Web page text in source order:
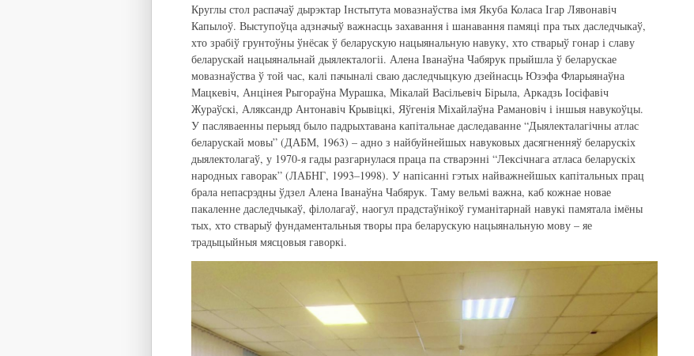
Круглы стол распачаў дырэктар Інстытута мовазнаўства імя Якуба Коласа Ігар Лявонавіч
Капылоў. Выступоўца адзначыў важнасць захавання і шанавання памяці пра тых даследчыкаў,
хто зрабіў грунтоўны ўнёсак ў беларускую нацыянальную навуку, хто стварыў гонар і славу
беларускай нацыянальнай дыялекталогіі. Алена Іванаўна Чабярук прыйшла ў беларускае
мовазнаўства ў той час, калі пачыналі сваю даследчыцкую дзейнасць Юзэфа Фларыянаўна
Мацкевіч, Анцінея Рыгораўна Мурашка, Мікалай Васільевіч Бірыла, Аркадзь Іосіфавіч
Жураўскі, Аляксандр Антонавіч Крывіцкі, Яўгенія Міхайлаўна Рамановіч і іншыя навукоўцы.
У пасляваенны перыяд было падрыхтавана капітальнае даследаванне “Дыялекталагічны атлас
беларускай мовы” (ДАБМ, 1963) – адно з найбуйнейшых навуковых дасягненняў беларускіх
дыялектолагаў, у 1970-я гады разгарнулася праца па стварэнні “Лексічнага атласа беларускіх
народных гаворак” (ЛАБНГ, 1993–1998). У напісанні гэтых найважнейшых капітальных прац
брала непасрэдны ўдзел Алена Іванаўна Чабярук. Таму вельмі важна, каб кожнае новае
пакаленне даследчыкаў, філолагаў, наогул прадстаўнікоў гуманітарнай навукі памятала імёны
тых, хто стварыў фундаментальныя творы пра беларускую нацыянальную мову – яе
традыцыйныя мясцовыя гаворкі.